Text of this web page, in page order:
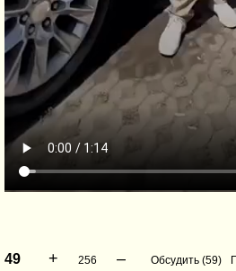
49 + 256 – Обсудить (59)